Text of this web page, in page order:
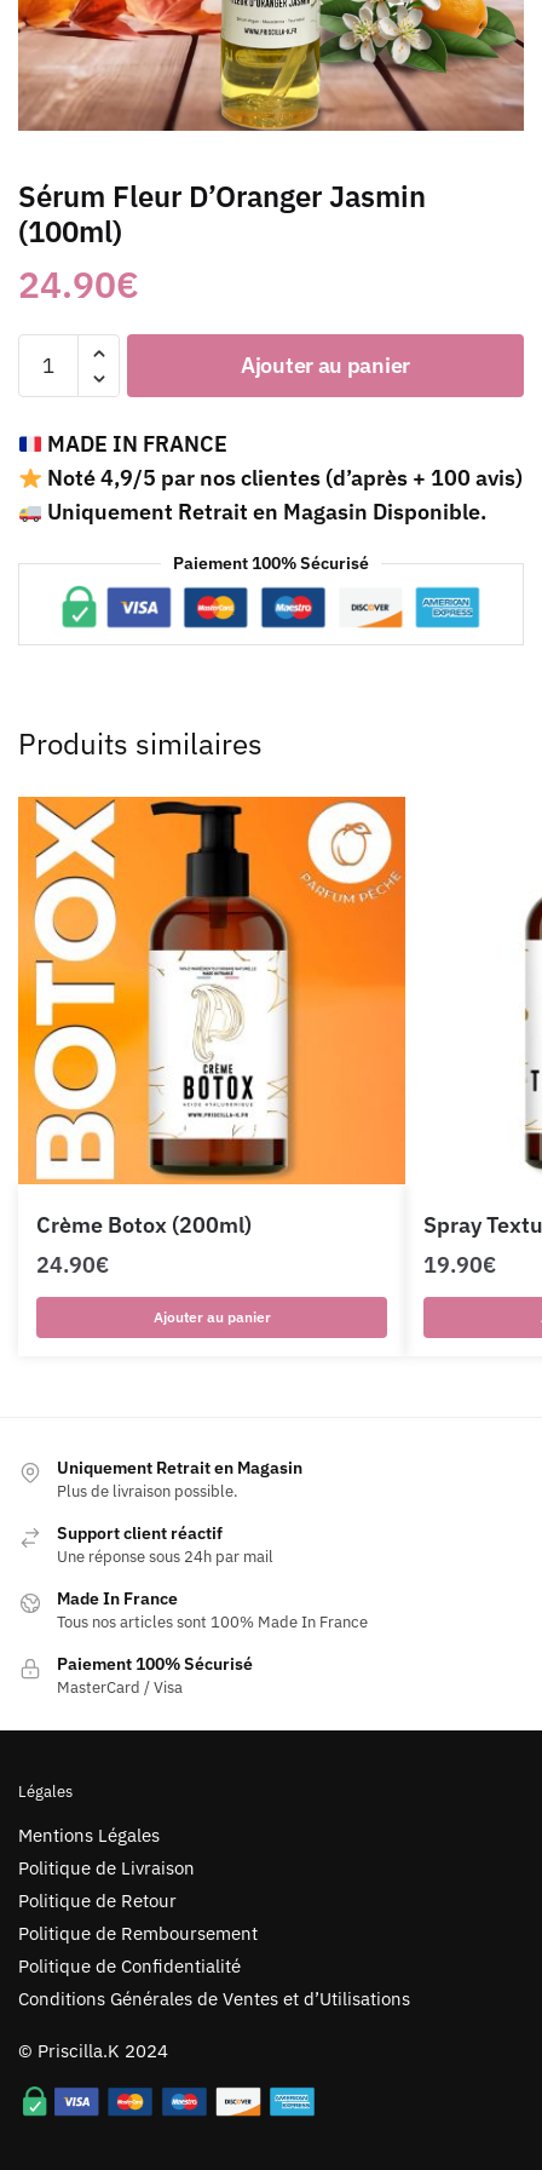
Sérum Fleur D’Oranger Jasmin
(100ml)
24.90€
Fleur
D'Oranger
Jasmin
(100ml)
Ajouter au panier
MADE IN FRANCE
Noté 4,9/5 par nos clientes (d’après + 100 avis)
Uniquement Retrait en Magasin Disponible.
Paiement 100% Sécurisé
Produits similaires
Crème Botox (200ml)
24.90€
Ajouter au panier
Spray
19.90€
Uniquement Retrait en Magasin
Plus de livraison possible.
Support client réactif
Une réponse sous 24h par mail
Made In France
Tous nos articles sont 100% Made In France
Paiement 100% Sécurisé
MasterCard / Visa
Légales
Mentions Légales
Politique de Livraison
Politique de Retour
Politique de Remboursement
Politique de Confidentialité
Conditions Générales de Ventes et d’Utilisations
© Priscilla.K 2024